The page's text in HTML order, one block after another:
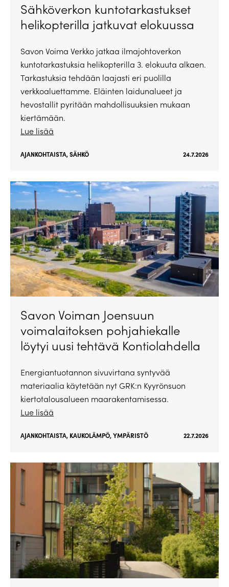
Sähköverkon kuntotarkastukset
helikopterilla jatkuvat elokuussa
Savon Voima Verkko jatkaa ilmajohtoverkon
kuntotarkastuksia helikopterilla 3. elokuuta alkaen.
Tarkastuksia tehdään laajasti eri puolilla
verkkoaluettamme. Eläinten laidunalueet ja
hevostallit pyritään mahdollisuuksien mukaan
kiertämään.
Lue lisää
AJANKOHTAISTA,SÄHKÖ 24.7.2026
Savon Voiman Joensuun
voimalaitoksen pohjahiekalle
löytyi uusi tehtävä Kontiolahdella
Energiantuotannon sivuvirtana syntyvää
materiaalia käytetään nyt GRK:n Kyyrönsuon
kiertotalousalueen maarakentamisessa.
Lue lisää
AJANKOHTAISTA, KAUKOLÄMPÖ,YMPÄRISTÖ 22.7.2026